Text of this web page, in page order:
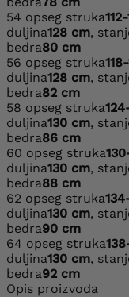
54 opseg struka
duljina128 cm,
bedra80 cm
56 opseg struka
duljina128 cm,
bedra82 cm
58 opseg struka
duljina130 cm,
bedra86 cm
60 opseg struka
duljina130 cm,
bedra88 cm
62 opseg struka
duljina130 cm,
bedra90 cm
64 opseg struka
duljina130 cm,
bedra92 cm
Opis proizvoda